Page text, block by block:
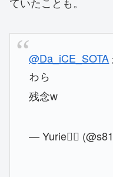
@Da_iCE_SOTA
わら
残念w
— Yurie🧜‍♀️